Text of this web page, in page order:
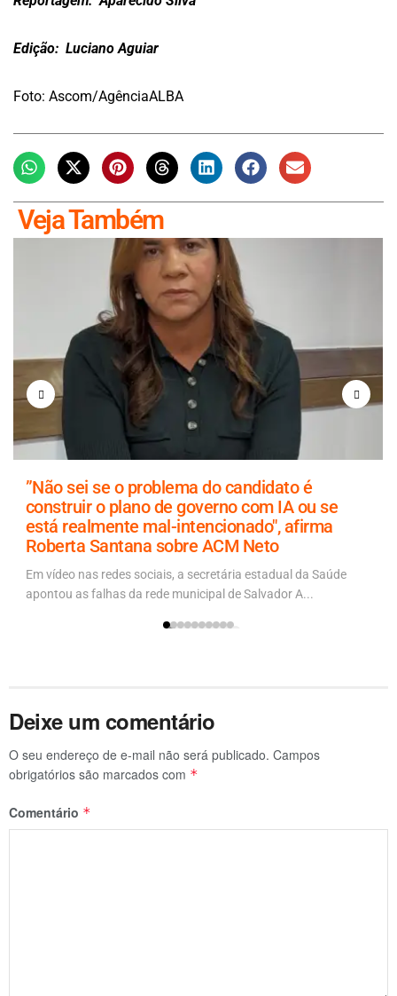
Edição: Luciano Aguiar
Foto: Ascom/AgênciaALBA
Veja Também
”Não sei se o problema do candidato é
construir o plano de governo com IA ou se
está realmente mal-intencionado", afirma
Roberta Santana sobre ACM Neto
Em vídeo nas redes sociais, a secretária estadual da Saúde
apontou as falhas da rede municipal de Salvador A...
Deixe um comentário
O seu endereço de e-mail não será publicado. Campos
obrigatórios são marcados com *
Comentário *